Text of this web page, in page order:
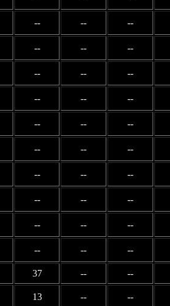
-- -- --
-- -- --
-- -- --
-- -- --
-- -- --
-- -- --
-- -- --
-- -- --
-- -- --
-- -- --
37 -- --
13 -- --